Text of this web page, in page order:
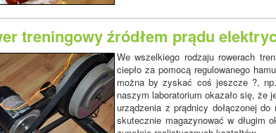
treningowy źródłem prądu
We wszelkiego rodzaju rowerach
ciepło za pomocą regulowanego
można by zyskać coś jeszcze ?,
naszym laboratorium okazało się, że
urządzenia z prądnicy dołączonej
skutecznie magazynować w długim